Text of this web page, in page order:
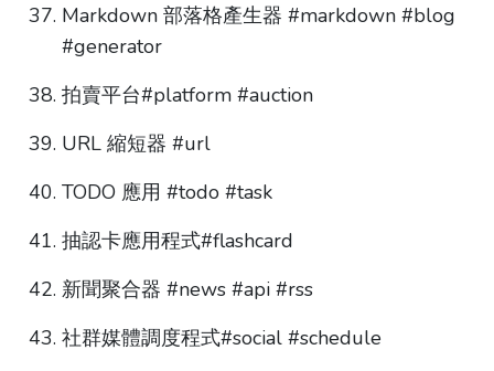
Markdown 部落格產生器 #markdown #blog
#generator
拍賣平台#platform #auction
URL 縮短器 #url
TODO 應用 #todo #task
抽認卡應用程式#flashcard
新聞聚合器 #news #api #rss
社群媒體調度程式#social #schedule